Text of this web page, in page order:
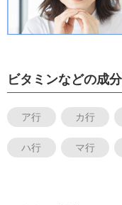
ビタミンなどの成
ア行 カ行
ハ行 マ行